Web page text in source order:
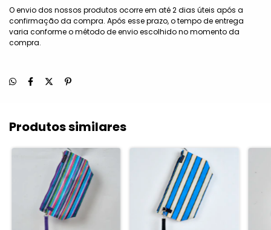
O envio dos nossos produtos ocorre em até 2 dias úteis após a
confirmação da compra. Após esse prazo, o tempo de entrega
varia conforme o método de envio escolhido no momento da
compra.
Produtos similares